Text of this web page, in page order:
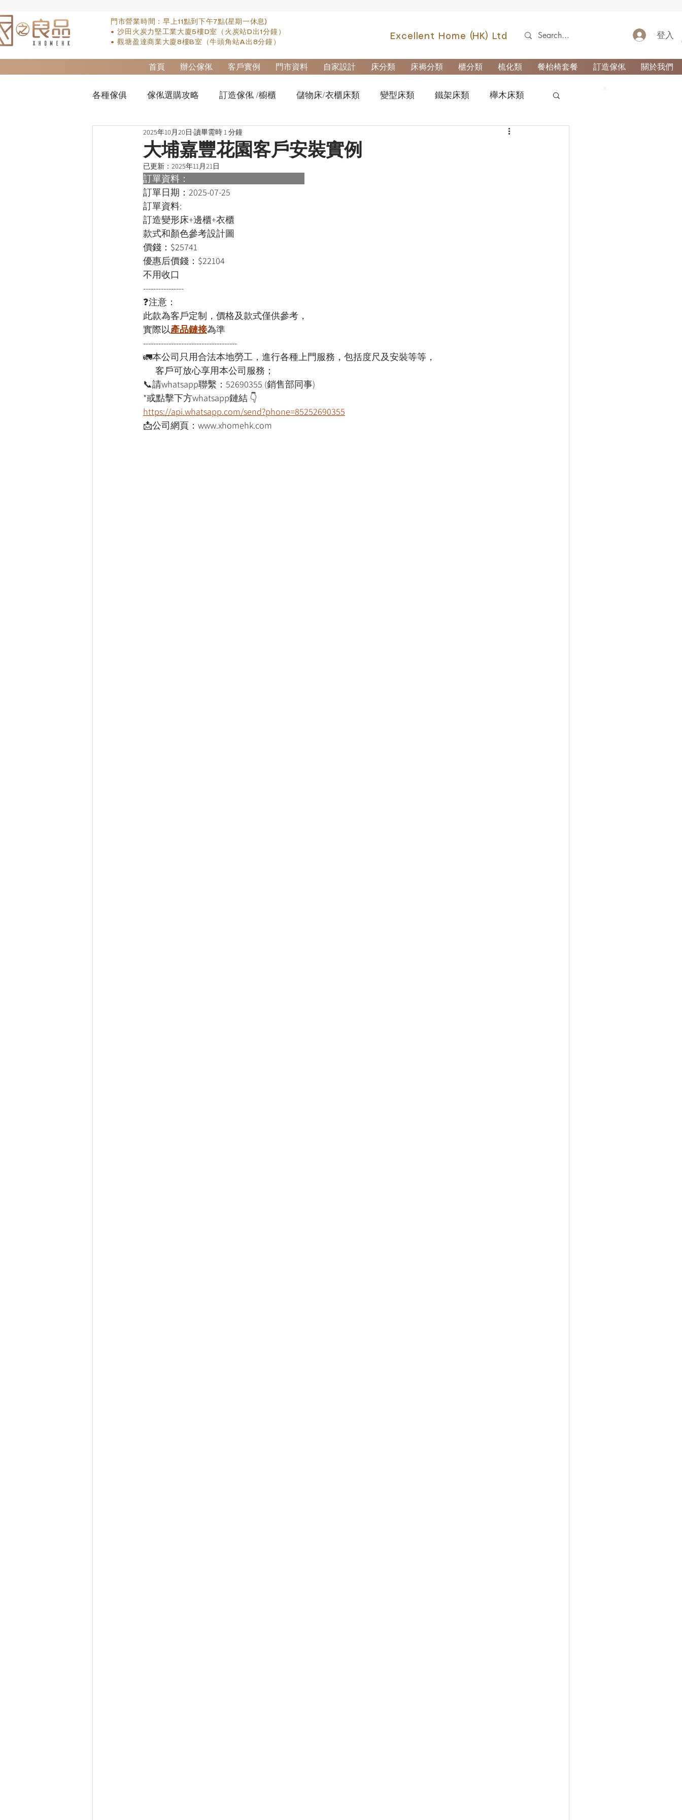
門市營業時間：早上11點到下午7點(星期一休息)
• 沙田火炭力堅工業大廈5樓D室（火炭站D出1分鐘）
• 觀塘盈達商業大廈8樓B室（牛頭角站A出8分鐘）
Excellent Home (HK) Ltd 登入
首頁 辦公傢俬 客戶實例 門市資料 自家設計 床分類 床褥分類 櫃分類 梳化類 餐枱椅套餐 訂造傢俬 關於我們
各種傢俱 傢俬選購攻略 訂造傢俬 /櫥櫃 儲物床/衣櫃床類 變型床類 鐵架床類 櫸木床類
實木床類 櫃-衣櫃 sofa類 櫃-玄關櫃
床褥類 檯類 櫃-鋼製文件櫃
大埔嘉豐花園客戶安裝實例
2025年10月20日 讀畢需時 1 分鐘
已更新： 2025年11月21日
訂單資料：
訂單日期： 2025-07-25
訂單資料:
訂造變形床+邊櫃+衣櫃
款式和顏色參考設計圖
價錢：$25741
優惠后價錢：$22104
不用收口
----------------
❓注意：
此款為客戶定制，價格及款式僅供參考，
實際以產品鏈接為準
-------------------------------------
🚛本公司只用合法本地勞工，進行各種上門服務，包括度尺及安裝等等，
客戶可放心享用本公司服務；
📞請whatsapp聯繫：52690355 (銷售部同事)
*或點擊下方whatsapp鏈結 👇
https://api.whatsapp.com/send?phone=85252690355
📩公司網頁：www.xhomehk.com